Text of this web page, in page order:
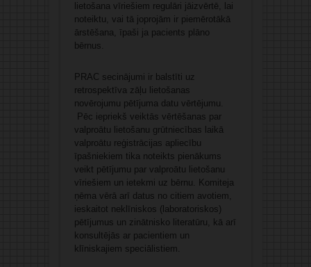
lietošana vīriešiem regulāri jāizvērtē, lai
noteiktu, vai tā joprojām ir piemērotākā
ārstēšana, īpaši ja pacients plāno
bērnus.
PRAC secinājumi ir balstīti uz
retrospektīva zāļu lietošanas
novērojumu pētījuma datu vērtējumu.
Pēc iepriekš veiktās vērtēšanas par
valproātu lietošanu grūtniecības laikā
valproātu reģistrācijas apliecību
īpašniekiem tika noteikts pienākums
veikt pētījumu par valproātu lietošanu
vīriešiem un ietekmi uz bērnu. Komiteja
ņēma vērā arī datus no citiem avotiem,
ieskaitot neklīniskos (laboratoriskos)
pētījumus un zinātnisko literatūru, kā arī
konsultējās ar pacientiem un
klīniskajiem speciālistiem.